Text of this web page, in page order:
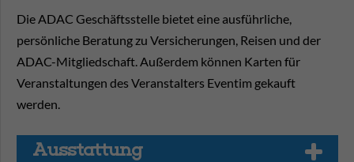
Die ADAC Geschäftsstelle bietet eine ausführliche,
persönliche Beratung zu Versicherungen, Reisen und der
ADAC-Mitgliedschaft. Außerdem können Karten für
Veranstaltungen des Veranstalters Eventim gekauft
werden.
Aus­stat­tung